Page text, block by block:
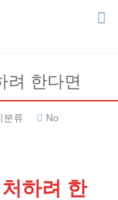
려 한다면
분류
No
하려 한